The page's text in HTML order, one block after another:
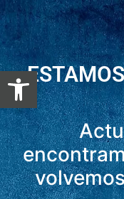
Abrir barra de